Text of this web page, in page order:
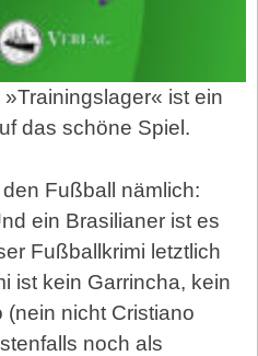
ist ein
das schöne Spiel.
Fußball nämlich:
ein Brasilianer ist es
Fußballkrimi letztlich
ist kein Garrincha, kein
nicht Cristiano
noch als